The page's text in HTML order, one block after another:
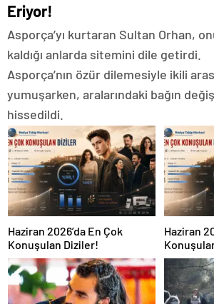
Eriyor!
Asporça’yı kurtaran Sultan Orhan,
kaldığı anlarda sitemini dile getirdi.
Asporça’nın özür dilemesiyle ikili
yumuşarken, aralarındaki bağın
hissedildi.
Haziran 2026’da En Çok
Konuşulan Diziler!
Haziran